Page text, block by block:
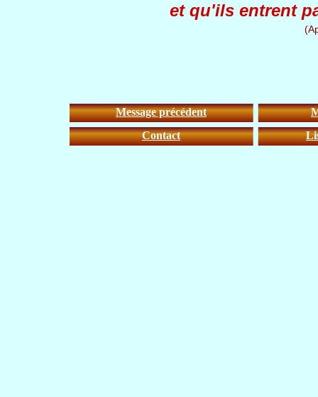
et qu'ils entrent
Message précédent
Contact